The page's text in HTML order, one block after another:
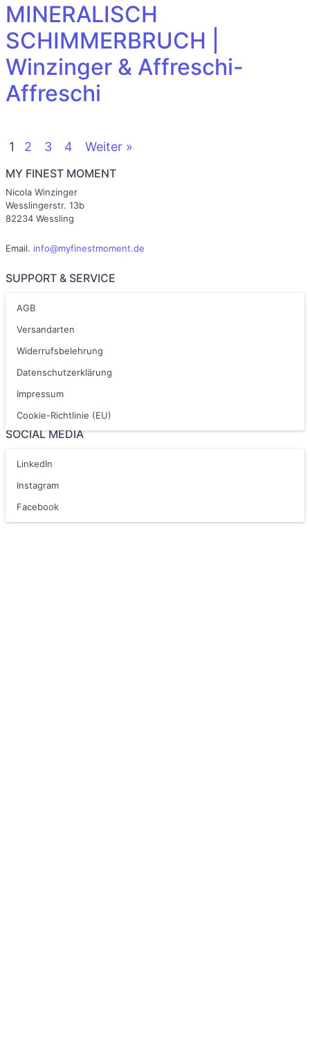
MINERALISCH
SCHIMMERBRUCH |
Winzinger & Affreschi-
Affreschi
1 2 3 4 Weiter »
MY FINEST MOMENT
Nicola Winzinger
Wesslingerstr. 13b
82234 Wessling
Email. info@myfinestmoment.de
SUPPORT & SERVICE
AGB
Versandarten
Widerrufsbelehrung
Datenschutzerklärung
Impressum
Cookie-Richtlinie (EU)
SOCIAL MEDIA
LinkedIn
Instagram
Facebook